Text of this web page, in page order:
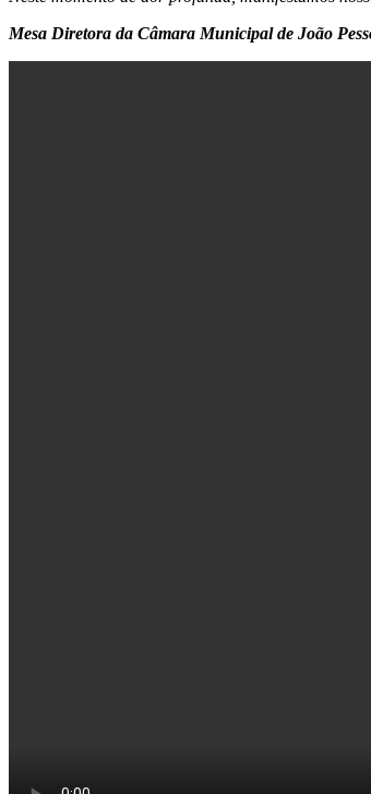
Mesa Diretora da Câmara Municipal de João